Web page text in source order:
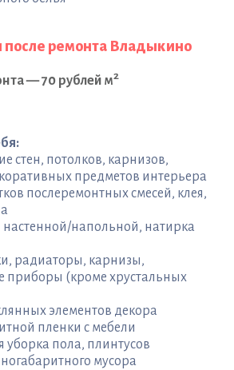
после ремонта Владыкино
— 70 рублей м2
стен, потолков, карнизов,
предметов интерьера
послеремонтных смесей, клея,
напольной, натирка
радиаторы, карнизы,
приборы (кроме хрустальных
элементов декора
пленки с мебели
уборка пола, плинтусов
мусора